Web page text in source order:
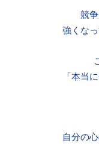
競
強くな
「本当
自分の